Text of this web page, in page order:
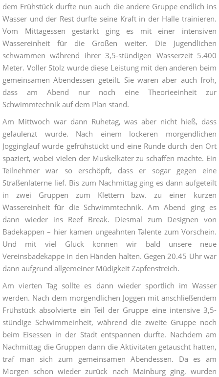
dem Frühstück durfte nun auch die andere Gruppe endlich ins
Wasser und der Rest durfte seine Kraft in der Halle trainieren.
Vom Mittagessen gestärkt ging es mit einer intensiven
Wassereinheit für die Großen weiter. Die Jugendlichen
schwammen während ihrer 3,5-stündigen Wasserzeit 5.400
Meter. Voller Stolz wurde diese Leistung mit den anderen beim
gemeinsamen Abendessen geteilt. Sie waren aber auch froh,
dass am Abend nur noch eine Theorieeinheit zur
Schwimmtechnik auf dem Plan stand.
Am Mittwoch war dann Ruhetag, was aber nicht hieß, dass
gefaulenzt wurde. Nach einem lockeren morgendlichen
Jogginglauf wurde gefrühstückt und eine Runde durch den Ort
spaziert, wobei vielen der Muskelkater zu schaffen machte. Ein
Teilnehmer war so erschöpft, dass er sogar gegen eine
Straßenlaterne lief. Bis zum Nachmittag ging es dann aufgeteilt
in zwei Gruppen zum Klettern bzw. zu einer kurzen
Wassereinheit für die Schwimmtechnik. Am Abend ging es
dann wieder ins Reef Break. Diesmal zum Designen von
Badekappen – hier kamen ungeahnten Talente zum Vorschein.
Und mit viel Glück können wir bald unsere neue
Vereinsbadekappe in den Händen halten. Gegen 20.45 Uhr war
dann aufgrund allgemeiner Müdigkeit Zapfenstreich.
Am vierten Tag sollte es dann wieder sportlich im Wasser
werden. Nach dem morgendlichen Joggen mit anschließendem
Frühstück absolvierte ein Teil der Gruppe eine intensive 3,5-
stündige Schwimmeinheit, während die zweite Gruppe noch
beim Eisessen in der Stadt entspannen durfte. Nachdem am
Nachmittag die Gruppen dann die Aktivitäten getauscht hatten,
traf man sich zum gemeinsamen Abendessen. Da es am
Morgen schon wieder zurück nach Mainburg ging, wurden